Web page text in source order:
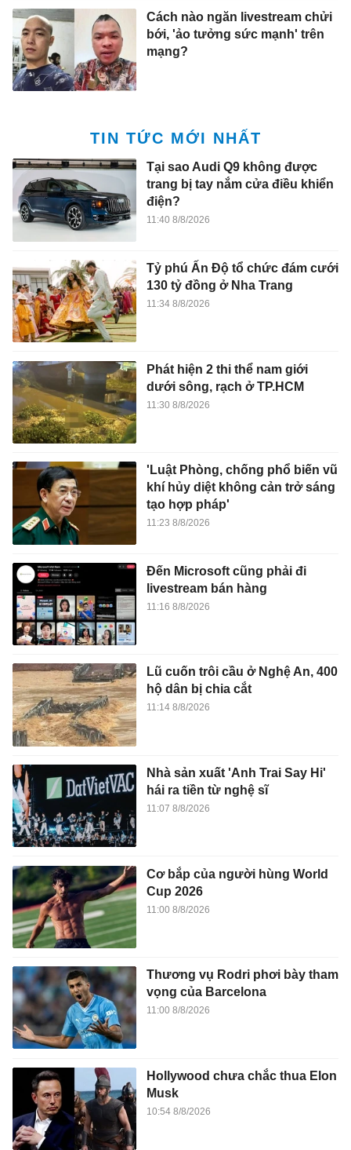
Cách nào ngăn livestream chửi
bới, 'ảo tưởng sức mạnh' trên
mạng?
TIN TỨC MỚI NHẤT
Tại sao Audi Q9 không được
trang bị tay nắm cửa điều khiển
điện?
11:40 8/8/2026
Tỷ phú Ấn Độ tổ chức đám cưới
130 tỷ đồng ở Nha Trang
11:34 8/8/2026
Phát hiện 2 thi thể nam giới
dưới sông, rạch ở TP.HCM
11:30 8/8/2026
'Luật Phòng, chống phổ biến vũ
khí hủy diệt không cản trở sáng
tạo hợp pháp'
11:23 8/8/2026
Đến Microsoft cũng phải đi
livestream bán hàng
11:16 8/8/2026
Lũ cuốn trôi cầu ở Nghệ An, 400
hộ dân bị chia cắt
11:14 8/8/2026
Nhà sản xuất 'Anh Trai Say Hi'
hái ra tiền từ nghệ sĩ
11:07 8/8/2026
Cơ bắp của người hùng World
Cup 2026
11:00 8/8/2026
Thương vụ Rodri phơi bày tham
vọng của Barcelona
11:00 8/8/2026
Hollywood chưa chắc thua Elon
Musk
10:54 8/8/2026